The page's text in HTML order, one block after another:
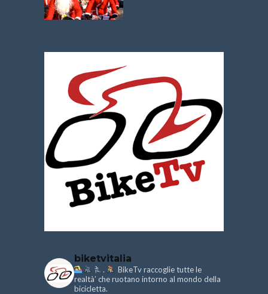
biketvitalia
.
BikeTv raccoglie tutte le
realtà’ che ruotano intorno al mondo della
bicicletta.